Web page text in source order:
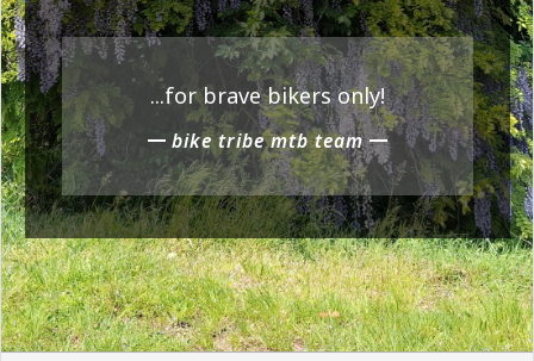
N
E
...for brave bikers only!
bike tribe mtb team